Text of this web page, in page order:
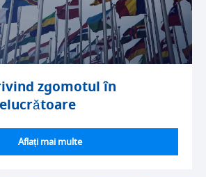
zgomotul în
Aflați mai multe